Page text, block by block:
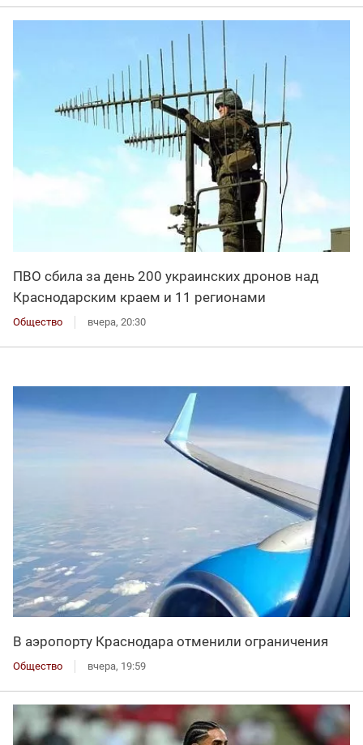
ПВО сбила за день 200 украинских дронов над
Краснодарским краем и 11 регионами
Общество вчера, 20:30
В аэропорту Краснодара отменили ограничения
Общество вчера, 19:59